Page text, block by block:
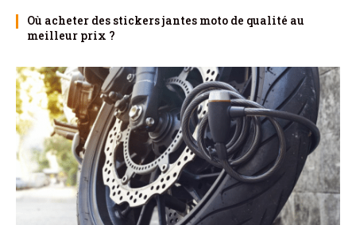
Où acheter des stickers jantes moto de qualité au
meilleur prix ?